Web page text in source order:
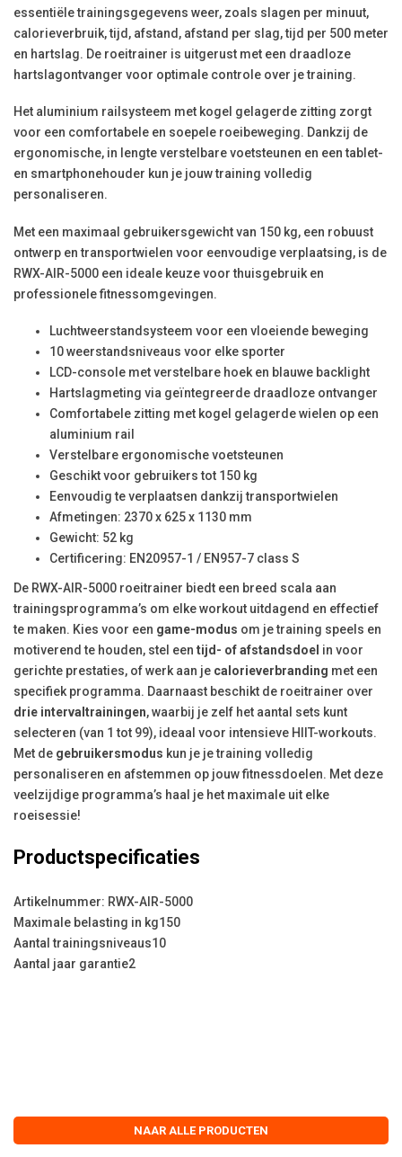
NAAR ALLE PRODUCTEN
essentiële trainingsgegevens weer, zoals slagen per minuut,
calorieverbruik, tijd, afstand, afstand per slag, tijd per 500 meter
en hartslag. De roeitrainer is uitgerust met een draadloze
hartslagontvanger voor optimale controle over je training.
Het aluminium railsysteem met kogel gelagerde zitting zorgt
voor een comfortabele en soepele roeibeweging. Dankzij de
ergonomische, in lengte verstelbare voetsteunen en een tablet-
en smartphonehouder kun je jouw training volledig
personaliseren.
Met een maximaal gebruikersgewicht van 150 kg, een robuust
ontwerp en transportwielen voor eenvoudige verplaatsing, is de
RWX-AIR-5000 een ideale keuze voor thuisgebruik en
professionele fitnessomgevingen.
Luchtweerstandsysteem voor een vloeiende beweging
10 weerstandsniveaus voor elke sporter
LCD-console met verstelbare hoek en blauwe backlight
Hartslagmeting via geïntegreerde draadloze ontvanger
Comfortabele zitting met kogel gelagerde wielen op een
aluminium rail
Verstelbare ergonomische voetsteunen
Geschikt voor gebruikers tot 150 kg
Eenvoudig te verplaatsen dankzij transportwielen
Afmetingen: 2370 x 625 x 1130 mm
Gewicht: 52 kg
Certificering: EN20957-1 / EN957-7 class S
De RWX-AIR-5000 roeitrainer biedt een breed scala aan
trainingsprogramma’s om elke workout uitdagend en effectief
te maken. Kies voor een game-modus om je training speels en
motiverend te houden, stel een tijd- of afstandsdoel in voor
gerichte prestaties, of werk aan je calorieverbranding met een
specifiek programma. Daarnaast beschikt de roeitrainer over
drie intervaltrainingen, waarbij je zelf het aantal sets kunt
selecteren (van 1 tot 99), ideaal voor intensieve HIIT-workouts.
Met de gebruikersmodus kun je je training volledig
personaliseren en afstemmen op jouw fitnessdoelen. Met deze
veelzijdige programma’s haal je het maximale uit elke
roeisessie!
Productspecificaties
Artikelnummer: RWX-AIR-5000
Maximale belasting in kg150
Aantal trainingsniveaus10
Aantal jaar garantie2